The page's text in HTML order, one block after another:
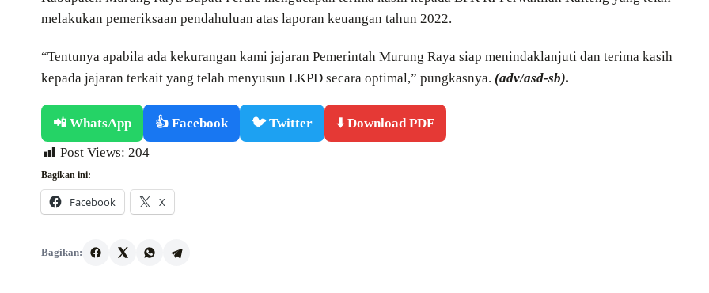
melakukan pemeriksaan pendahuluan atas laporan keuangan tahun 2022.
“Tentunya apabila ada kekurangan kami jajaran Pemerintah Murung Raya siap menindaklanjuti dan terima kasih
kepada jajaran terkait yang telah menyusun LKPD secara optimal,” pungkasnya. (adv/asd-sb).
📲 WhatsApp 👍 Facebook 🐦 Twitter
⬇️ Download PDF
Post Views: 204
Bagikan ini:
Facebook X
Bagikan: